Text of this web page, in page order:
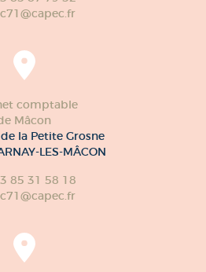
comptable
Mâcon
la Petite Grosne
LES-MÂCON
85 31 58 18